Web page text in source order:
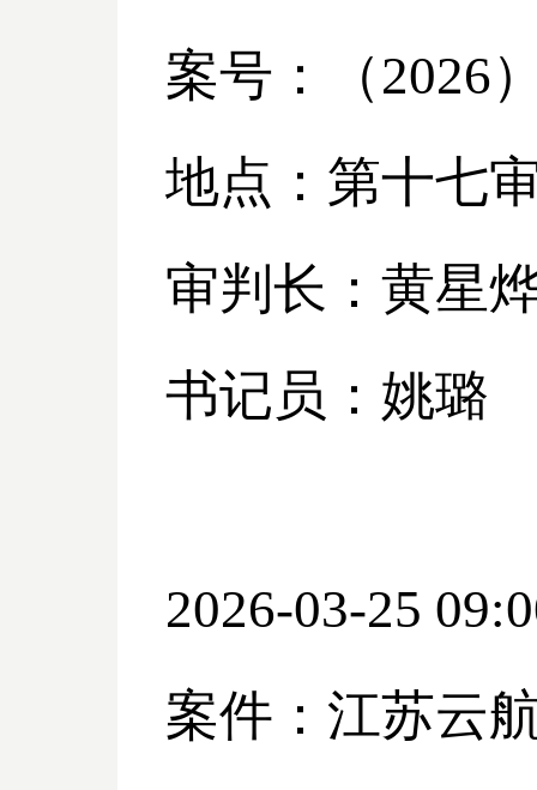
案号：（2026
地点：第十七
审判长：黄星
书记员：姚璐
2026-03-25
案件：江苏云